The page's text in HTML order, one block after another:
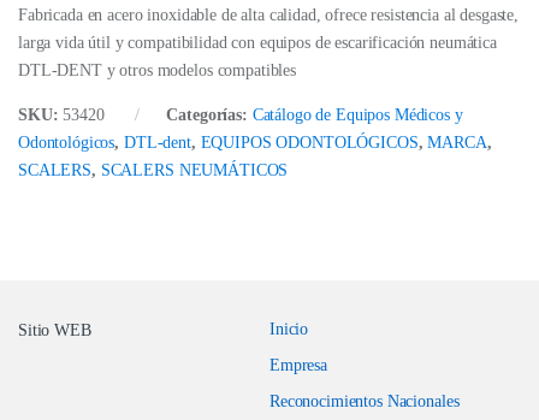
Fabricada en acero inoxidable de alta calidad, ofrece resistencia al desgaste,
larga vida útil y compatibilidad con equipos de escarificación neumática
DTL-DENT y otros modelos compatibles
SKU:53420 Categorías: Catálogo de Equipos Médicos y
Odontológicos, DTL-dent, EQUIPOS ODONTOLÓGICOS,MARCA,
SCALERS, SCALERS NEUMÁTICOS
Sitio WEB
Inicio
Empresa
Reconocimientos Nacionales